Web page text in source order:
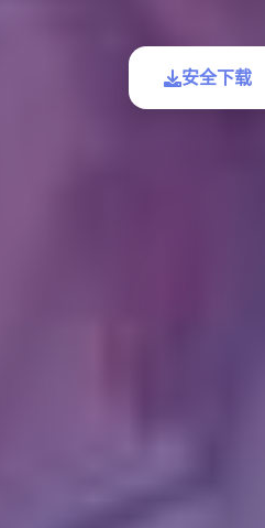
安全下载